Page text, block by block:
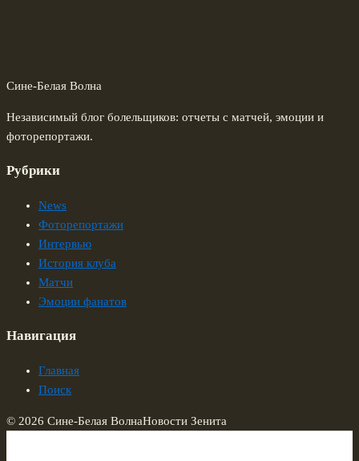
Сине-Белая Волна
Независимый блог болельщиков: отчеты с матчей, эмоции и
фоторепортажи.
Рубрики
News
Фоторепортажи
Интервью
История клуба
Матчи
Эмоции фанатов
Навигация
Главная
Поиск
© 2026 Сине-Белая ВолнаНовости Зенита